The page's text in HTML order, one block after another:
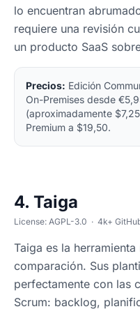
lo encuentran
requiere una revisión
un producto SaaS
Precios: Edición
On-Premises desde
(aproximadamente
Premium a $19,50.
4. Taiga
License: AGPL-3.0 · 4k+
Taiga es la
comparación. Sus
perfectamente con las
Scrum: backlog,